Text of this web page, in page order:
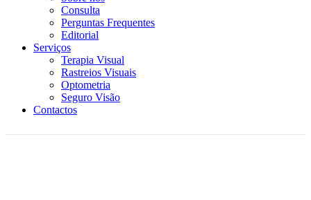
Consulta
Perguntas Frequentes
Editorial
Serviços
Terapia Visual
Rastreios Visuais
Optometria
Seguro Visão
Contactos